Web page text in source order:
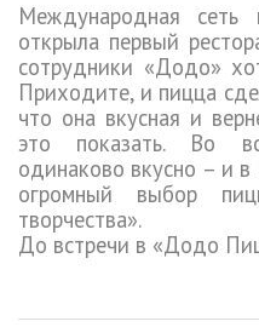
Международная
сеть
открыла первый
сотрудники «Додо»
Приходите, и пицца
что она вкусная и
это показать. Во
одинаково вкусно – и
огромный выбор
творчества».
До встречи в «Додо